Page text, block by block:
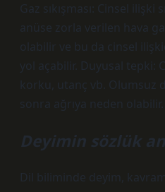
Gaz sıkışması: Cinsel ilişki
anüse zorla verilen hava
olabilir ve bu da cinsel
yol açabilir. Duyusal tepki:
korku, utanç vb. Olumsuz
sonra ağrıya neden olabilir.
Deyimin sözlük
Dil biliminde deyim,